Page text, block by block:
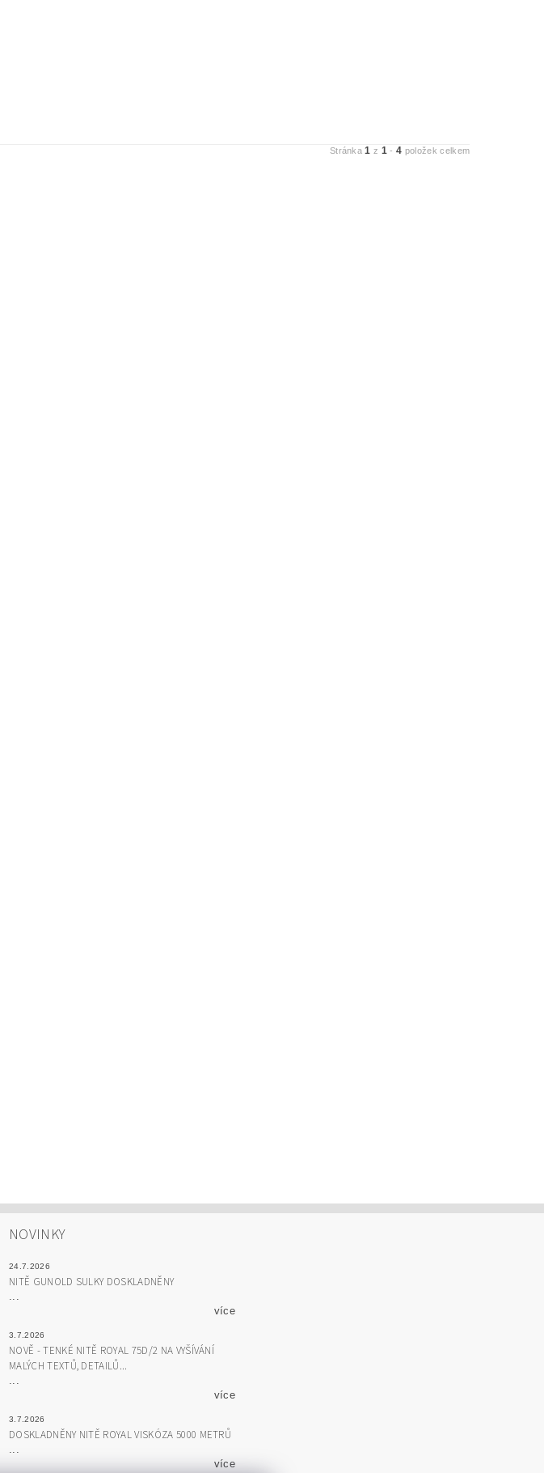
Stránka1 z 1 -4 položek celkem
NOVINKY
24.7.2026
NITĚ GUNOLD SULKY DOSKLADNĚNY
více
3.7.2026
NOVĚ - TENKÉ NITĚ ROYAL 75D/2 NA VYŠÍVÁNÍ
MALÝCH TEXTŮ, DETAILŮ...
více
3.7.2026
DOSKLADNĚNY NITĚ ROYAL VISKÓZA 5000 METRŮ
více